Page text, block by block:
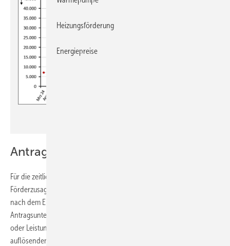
Antrag erfordert Vorlauf
Für die zeitliche Einordnung ist zu beachten, dass zwar die
Förderzusagen durch digitalisierte Prüfungen oft schon unmittelbar
nach dem Einreichen vollständiger und die Förderkriterien erfüllender
Antragsunterlagen gegeben werden, dafür jedoch ein Lieferungs-
oder Leistungsvertrag, geschlossen unter Vereinbarung einer
auflösenden oder aufschiebenden Bedingung der Förderzusage,
Heizungsförderung
Energiepreise